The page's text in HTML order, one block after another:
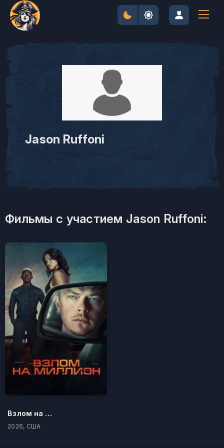
Jason Ruffoni
Фильмы с участием Jason Ruffoni:
Взлом на миллион
2026, США